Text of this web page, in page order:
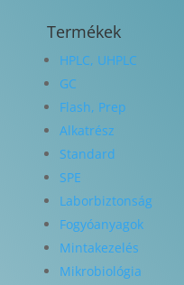
Termékek
HPLC, UHPLC
GC
Flash, Prep
Alkatrész
Standard
SPE
Laborbiztonság
Fogyóanyagok
Mintakezelés
Mikrobiológia